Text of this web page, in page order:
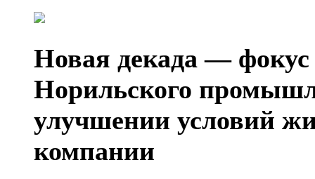
Новая декада — фокус
Норильского
улучшении условий
компании